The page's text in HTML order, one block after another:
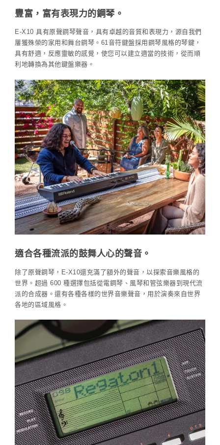
豐富，富有表現力的鋼琴。
E-X10 具有原聲鋼琴聲音，具有卓越的音質和表現力，源自我們
屢獲殊榮的家用和舞台鋼琴。61音符鍵盤採用鋼琴風格的琴鍵，
具有舒適，反應靈敏的感覺，使您可以建立適當的技術，從而順
利地轉換為其他鍵盤樂器。
適合各種流派的鼓舞人心的聲音。
除了原聲鋼琴，E-X10還充滿了額外的聲音，以探索音樂風格的
世界。超過 600 種選擇包括從電鋼琴、風琴和管弦樂器到現代流
派的合成器。還有各種各樣的世界音樂聲音，用於演奏來自世界
各地的區域風格。